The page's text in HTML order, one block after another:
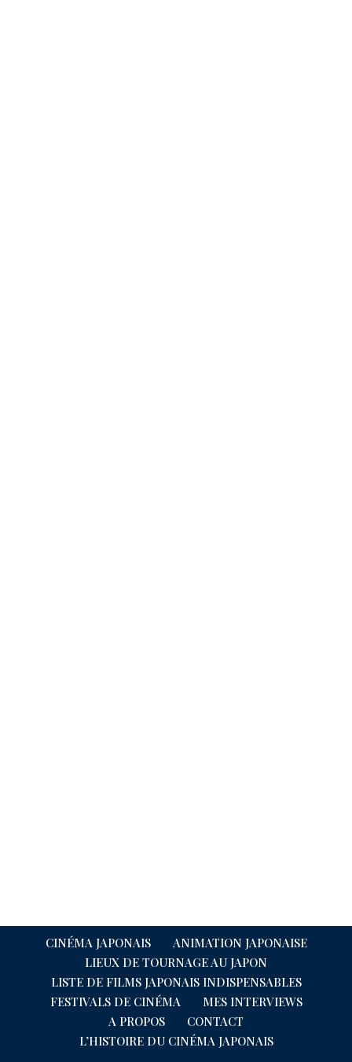
CINÉMA JAPONAIS
ANIMATION JAPONAISE
LIEUX DE TOURNAGE AU JAPON
LISTE DE FILMS JAPONAIS INDISPENSABLES
FESTIVALS DE CINÉMA
MES INTERVIEWS
A PROPOS
CONTACT
L’HISTOIRE DU CINÉMA JAPONAIS